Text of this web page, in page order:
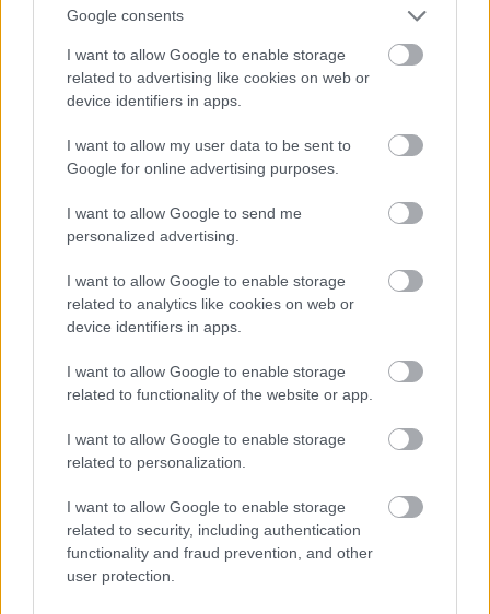
Google consents
I want to allow Google to enable storage
related to advertising like cookies on web or
device identifiers in apps.
I want to allow my user data to be sent to
Google for online advertising purposes.
I want to allow Google to send me
personalized advertising.
I want to allow Google to enable storage
related to analytics like cookies on web or
device identifiers in apps.
I want to allow Google to enable storage
related to functionality of the website or app.
I want to allow Google to enable storage
related to personalization.
I want to allow Google to enable storage
related to security, including authentication
functionality and fraud prevention, and other
user protection.
Vācijāvirs militārās bāzes
pamanīti aizdomīgi droni
Atcelt Ziņot